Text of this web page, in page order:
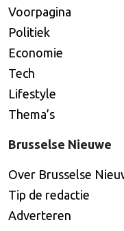
Voorpagina
Politiek
Economie
Tech
Lifestyle
Thema’s
Brusselse Nieuwe
Over Brusselse
Tip de redactie
Adverteren